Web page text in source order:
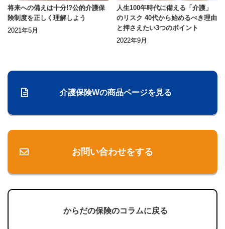
将来への備えは十分!?公的介護保
険制度を正しく理解しよう
2021年5月
人生100年時代に備える「介護」
のリスク 40代から始めるべき理由
と押さえたい3つのポイント
2022年9月
介護保険Wの商品ページを見る
お問い合わせをする
からだの保険のコラムに戻る